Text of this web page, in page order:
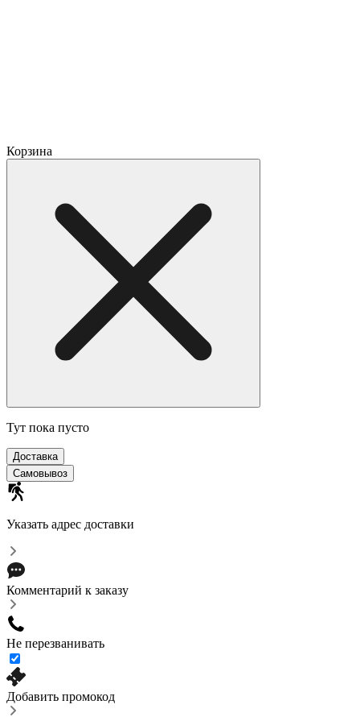
Корзина
Тут пока пусто
Доставка
Самовывоз
Указать адрес доставки
Комментарий к заказу
Не перезванивать
Добавить промокод